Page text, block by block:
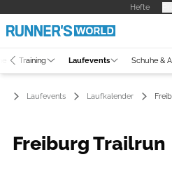
Hefte
Training Laufevents Schuhe &
Laufevents Laufkalender
Freiburg Trailrun